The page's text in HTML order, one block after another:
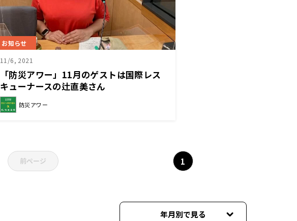
お知らせ
11/6, 2021
「防災アワー」11月のゲストは国際レス
キューナースの辻直美さん
防災アワー
前ページ 1
年月別で見る